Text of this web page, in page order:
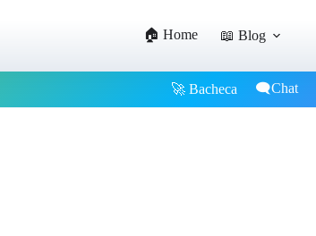
🏠 Home 📖 Blog
🚀 Bacheca 🗨️Chat